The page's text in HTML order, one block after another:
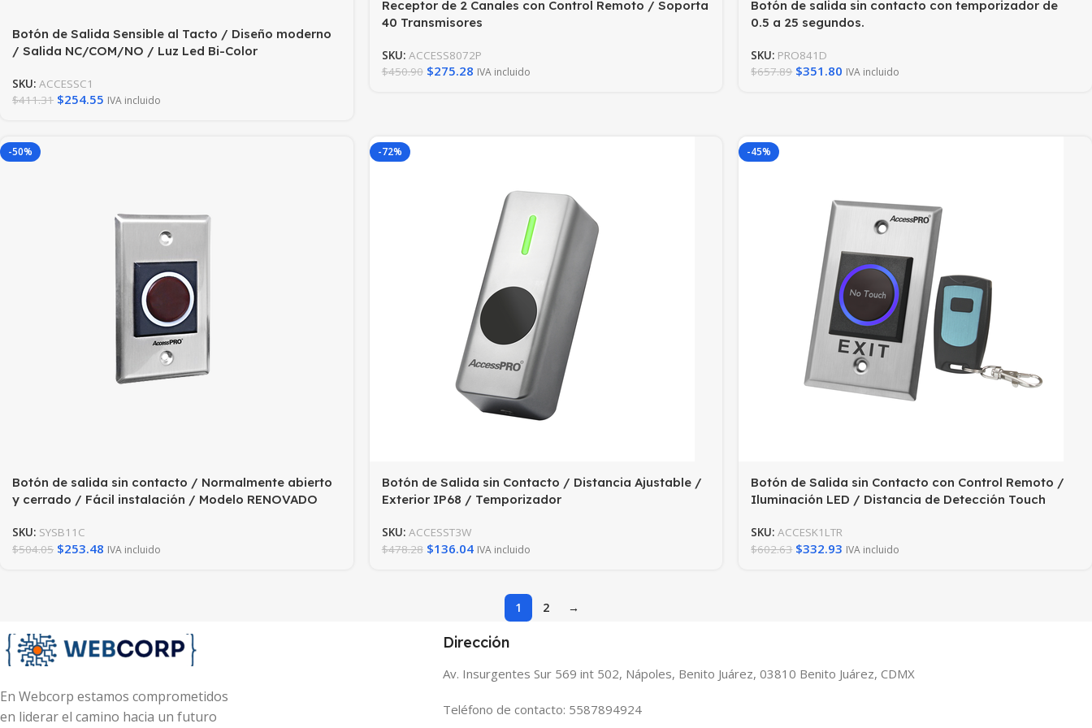
Botón de Salida Sensible al Tacto / Diseño moderno
/ Salida NC/COM/NO / Luz Led Bi-Color
SKU: ACCESSC1
$411.31 $254.55 IVA incluido
Receptor de 2 Canales con Control Remoto / Soporta
40 Transmisores
SKU: ACCESS8072P
$450.90 $275.28 IVA incluido
Botón de salida sin contacto con temporizador de
0.5 a 25 segundos.
SKU: PRO841D
$657.89 $351.80 IVA incluido
-50%
Botón de salida sin contacto / Normalmente abierto
y cerrado / Fácil instalación / Modelo RENOVADO
SKU: SYSB11C
$504.05 $253.48 IVA incluido
-72%
Botón de Salida sin Contacto / Distancia Ajustable /
Exterior IP68 / Temporizador
SKU: ACCESST3W
$478.28 $136.04 IVA incluido
-45%
Botón de Salida sin Contacto con Control Remoto /
Iluminación LED / Distancia de Detección Touch
SKU:ACCESK1LTR
$602.63 $332.93 IVA incluido
1 2 →
En Webcorp estamos comprometidos
en liderar el camino hacia un futuro
Dirección
Av. Insurgentes Sur 569 int 502, Nápoles, Benito Juárez, 03810 Benito Juárez, CDMX
Teléfono de contacto: 5587894924